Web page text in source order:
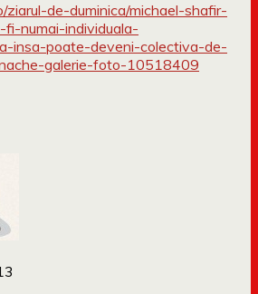
de-duminica/michael-shafir-
numai-individuala-
insa-poate-deveni-colectiva-de-
galerie-foto-10518409